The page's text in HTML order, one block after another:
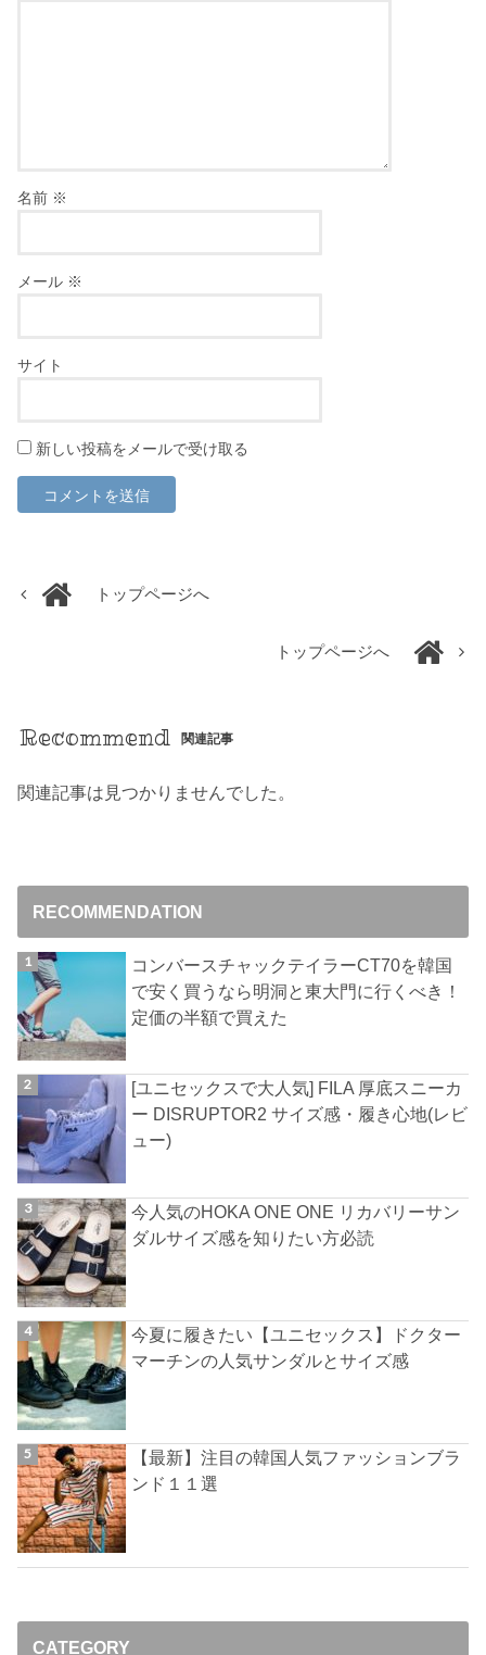
名前 ※
メール ※
サイト
新しい投稿をメールで受け取る
トップページへ
トップページへ
Recommend 関連記事
関連記事は見つかりませんでした。
RECOMMENDATION
コンバースチャックテイラーCT70を韓国
で安く買うなら明洞と東大門に行くべき！
定価の半額で買えた
[ユニセックスで大人気] FILA 厚底スニーカ
ー DISRUPTOR2 サイズ感・履き心地(レビ
ュー)
今人気のHOKA ONE ONE リカバリーサン
ダルサイズ感を知りたい方必読
今夏に履きたい【ユニセックス】ドクター
マーチンの人気サンダルとサイズ感
【最新】注目の韓国人気ファッションブラ
ンド１１選
CATEGORY